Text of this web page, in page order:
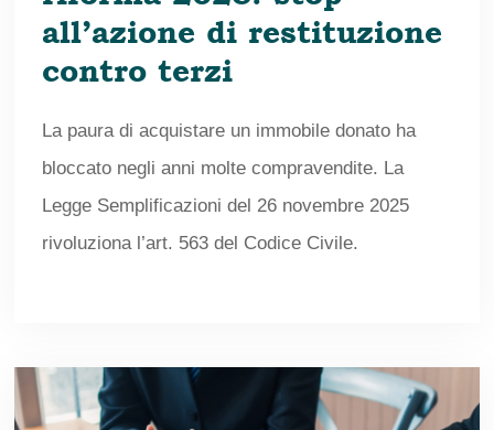
all’azione di restituzione
contro terzi
La paura di acquistare un immobile donato ha
bloccato negli anni molte compravendite. La
Legge Semplificazioni del 26 novembre 2025
rivoluziona l’art. 563 del Codice Civile.